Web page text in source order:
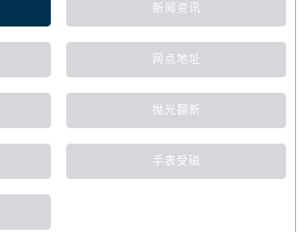
新闻资讯
网点地址
抛光翻新
手表受磁